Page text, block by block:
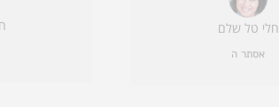
חלי טל שלם
אסתר ה